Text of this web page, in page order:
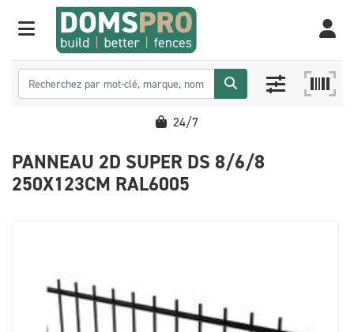
24/7
PANNEAU 2D SUPER DS 8/6/8
250X123CM RAL6005